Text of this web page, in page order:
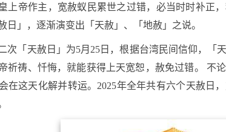
皇上帝作主，宽赦蚁民累世之过错，必当时时补正
日」，逐渐演变出「天赦」、「地赦」之说。
次「天赦日」为5月25日，根据台湾民间信仰，「
祈祷、忏悔，就能获得上天宽恕，赦免过错。 不
在这天化解并转运。2025年全年共有六个天赦日